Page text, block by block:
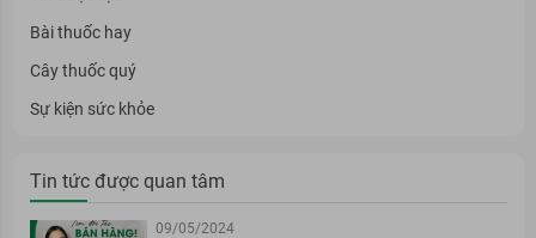
Bài thuốc hay
Cây thuốc quý
Sự kiện sức khỏe
Tin tức được quan tâm
09/05/2024